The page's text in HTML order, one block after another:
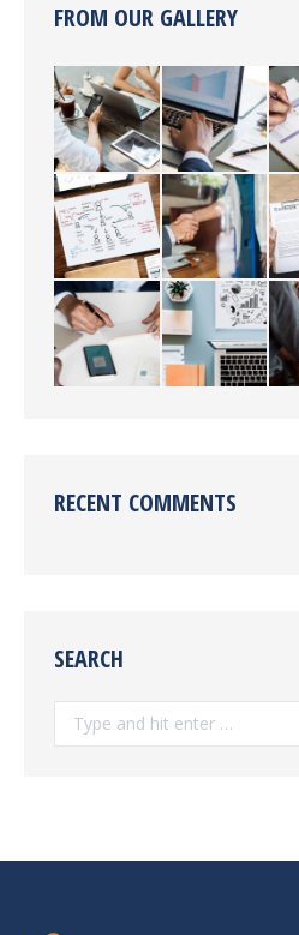
FROM OUR GALLERY
RECENT COMMENTS
SEARCH